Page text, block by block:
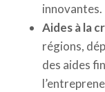
innovantes.
Aides à la
régions,
des aides